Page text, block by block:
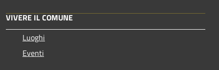
VIVERE IL COMUNE
Luoghi
Eventi